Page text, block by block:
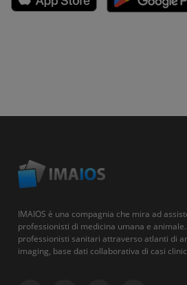
IMAIOS è una compagnia che mira ad
professionisti di medicina umana e
professionisti sanitari attraverso atlanti di
imaging, base dati collaborativa di casi